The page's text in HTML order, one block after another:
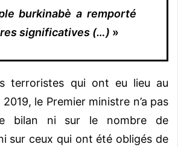
burkinabè a remporté
significatives (…) »
terroristes qui ont eu lieu au
2019, le Premier ministre n’a pas
bilan ni sur le nombre de
sur ceux qui ont été obligés de